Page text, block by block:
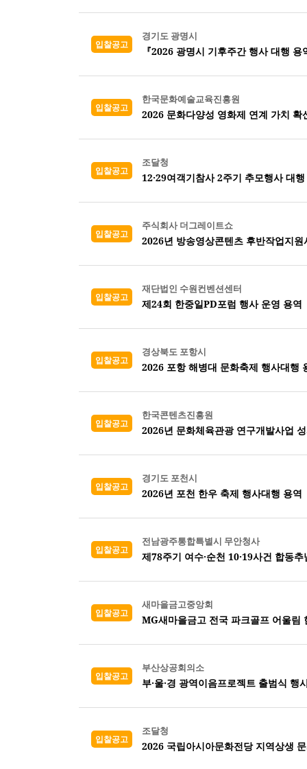
입찰공고
경기도 광명시
『2026 광명시 기후주간 행사 대행
입찰공고
한국문화예술교육진흥원
2026 문화다양성 영화제 연계 가치 확
입찰공고
조달청
12·29여객기참사 2주기 추모행사 대
입찰공고
주식회사 더그레이트쇼
2026년 방송영상콘텐츠 후반작업지
입찰공고
재단법인 수원컨벤션센터
제24회 한중일PD포럼 행사 운영 용역
입찰공고
경상북도 포항시
2026 포항 해병대 문화축제 행사대행
입찰공고
한국콘텐츠진흥원
2026년 문화체육관광 연구개발사업
입찰공고
경기도 포천시
2026년 포천 한우 축제 행사대행 용역
입찰공고
전남광주통합특별시 무안청사
제78주기 여수·순천 10·19사건 합동
입찰공고
새마을금고중앙회
MG새마을금고 전국 파크골프 어울림
입찰공고
부산상공회의소
부·울·경 광역이음프로젝트 출범식
입찰공고
조달청
2026 국립아시아문화전당 지역상생